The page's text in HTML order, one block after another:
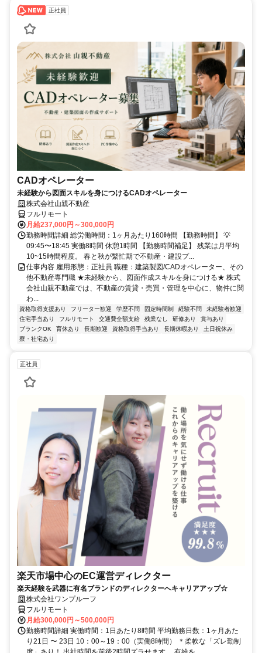
正社員
CADオペレーター
未経験から図面スキルを身につけるCADオペレーター
株式会社山親不動産
フルリモート
月給237,000円～300,000円
勤務時間詳細 総労働時間：1ヶ月あたり160時間 【勤務時間】 💡
09:45〜18:45 実働8時間 休憩1時間 【勤務時間補足】 残業は月平均
10~15時間程度。 春と秋が繁忙期で不動産・建設プ...
仕事内容 雇用形態：正社員 職種：建築製図/CADオペレーター、その
他不動産専門職 ★未経験から、図面作成スキルを身につける★ 株式
会社山親不動産では、不動産の賃貸・売買・管理を中心に、物件に関
わ...
資格取得支援あり フリーター歓迎 学歴不問 固定時間制 経験不問
未経験者歓迎
住宅手当あり
フルリモート 交通費全額支給 残業なし 研修あり
賞与あり
ブランクOK
育休あり 長期歓迎 資格取得手当あり 長期休暇あり
土日祝休み
寮・社宅あり
正社員
楽天市場中心のEC運営ディレクター
楽天経験を武器に有名ブランドのディレクターへキャリアアップ☆
株式会社ワンプルーフ
フルリモート
月給300,000円～500,000円
勤務時間詳細 実働時間：1日あたり8時間 平均勤務日数：1ヶ月あた
り21日 〜 23日 10：00～19：00（実働8時間） ＊柔軟な「ズレ勤制